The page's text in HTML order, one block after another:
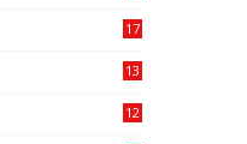
17
13
12